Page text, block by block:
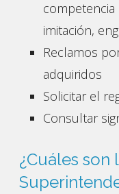
imitación,
Reclamos
adquiridos
Solicitar el
Consultar
¿Cuáles son